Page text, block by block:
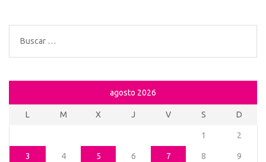
Buscar:
agosto 2026
L M X J V S D
1 2
3 4 5 6 7 8 9